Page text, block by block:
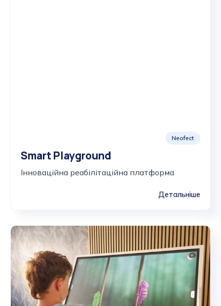
Neofect
Smart Playground
Інноваційна реабілітаційна платформа
Детальніше